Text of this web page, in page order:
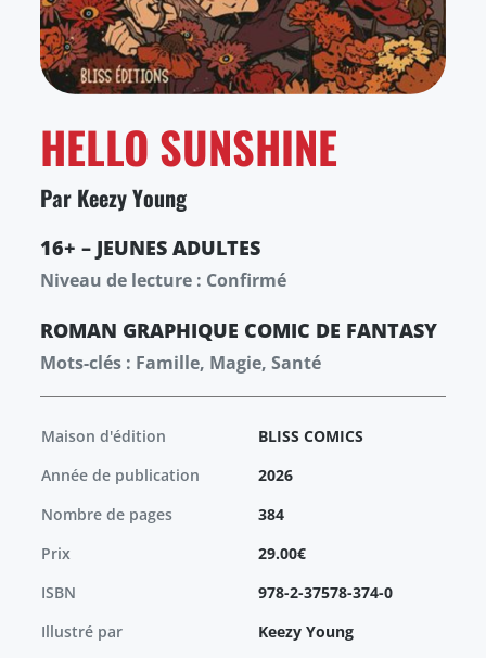
HELLO SUNSHINE
Par Keezy Young
16+ – JEUNES ADULTES
Niveau de lecture : Confirmé
ROMAN GRAPHIQUE COMIC DE FANTASY
Mots-clés : Famille, Magie, Santé
Maison d'édition
BLISS COMICS
Année de publication
2026
Nombre de pages
384
Prix
29.00€
ISBN
978-2-37578-374-0
Illustré par
Keezy Young